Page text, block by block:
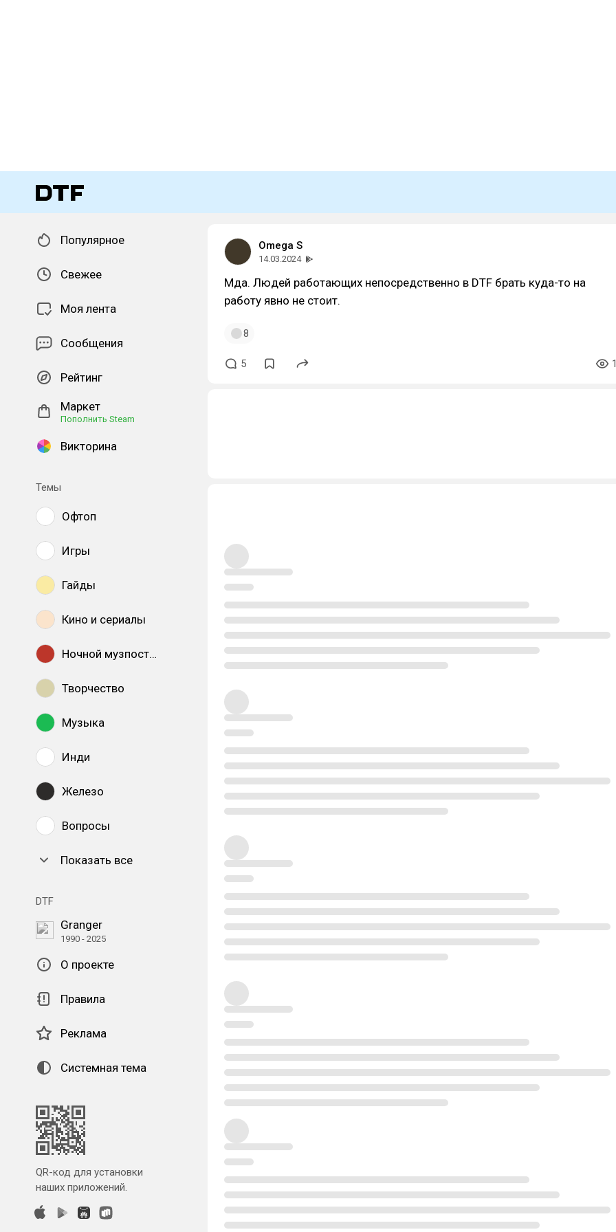
Популярное
Свежее
Моя лента
Сообщения
Рейтинг
Маркет
Пополнить Steam
Викторина
Темы
Офтоп
Игры
Гайды
Кино и сериалы
Ночной музпостинг
Творчество
Музыка
Инди
Железо
Вопросы
Показать все
DTF
Granger
1990 - 2025
О проекте
Правила
Реклама
Системная тема
QR-код для установки
наших приложений.
Omega S
14.03.2024
Мда. Людей работающих непосредственно в DTF брать куда-то на
работу явно не стоит.
8
5